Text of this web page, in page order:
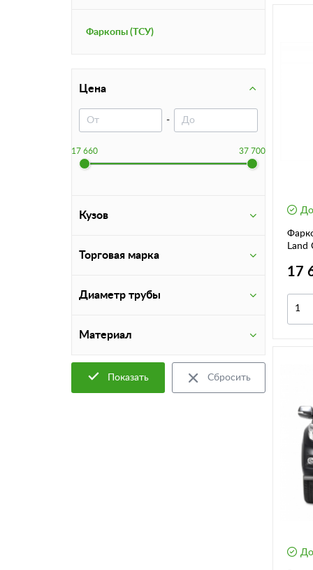
Фаркопы (ТСУ)
Цена
-
17 660 37 700
Кузов
Торговая марка
Диаметр трубы
Материал
Показать Сбросить
Land
17